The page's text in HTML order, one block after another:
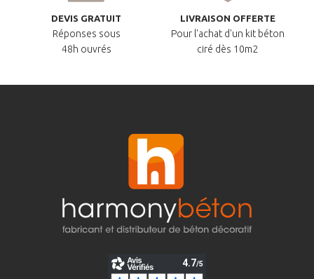
DEVIS GRATUIT
Réponses sous
48h ouvrés
LIVRAISON OFFERTE
Pour l'achat d'un kit béton
ciré dès 10m2